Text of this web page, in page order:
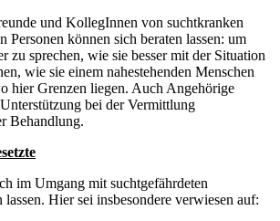
und KollegInnen von suchtkranken
Personen können sich beraten lassen: um
zu sprechen, wie sie besser mit der Situation
wie sie einem nahestehenden Menschen
hier Grenzen liegen. Auch Angehörige
bei der Vermittlung
Behandlung.
im Umgang mit suchtgefährdeten
lassen. Hier sei insbesondere verwiesen auf: